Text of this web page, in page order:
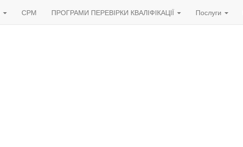
СРМ ПРОГРАМИ ПЕРЕВІРКИ КВАЛІФІКАЦІЇ Послуги